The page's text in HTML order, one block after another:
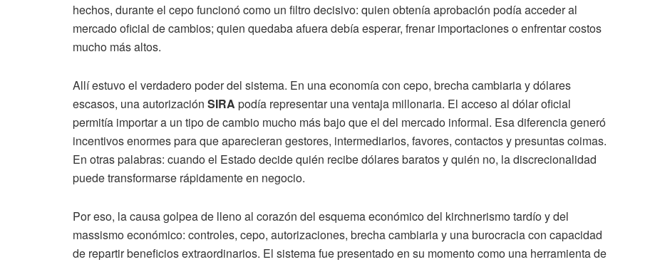
hechos, durante el cepo funcionó como un filtro decisivo: quien obtenía aprobación podía acceder al
mercado oficial de cambios; quien quedaba afuera debía esperar, frenar importaciones o enfrentar costos
mucho más altos.
Allí estuvo el verdadero poder del sistema. En una economía con cepo, brecha cambiaria y dólares
escasos, una autorización SIRA podía representar una ventaja millonaria. El acceso al dólar oficial
permitía importar a un tipo de cambio mucho más bajo que el del mercado informal. Esa diferencia generó
incentivos enormes para que aparecieran gestores, intermediarios, favores, contactos y presuntas coimas.
En otras palabras: cuando el Estado decide quién recibe dólares baratos y quién no, la discrecionalidad
puede transformarse rápidamente en negocio.
Por eso, la causa golpea de lleno al corazón del esquema económico del kirchnerismo tardío y del
massismo económico: controles, cepo, autorizaciones, brecha cambiaria y una burocracia con capacidad
de repartir beneficios extraordinarios. El sistema fue presentado en su momento como una herramienta de